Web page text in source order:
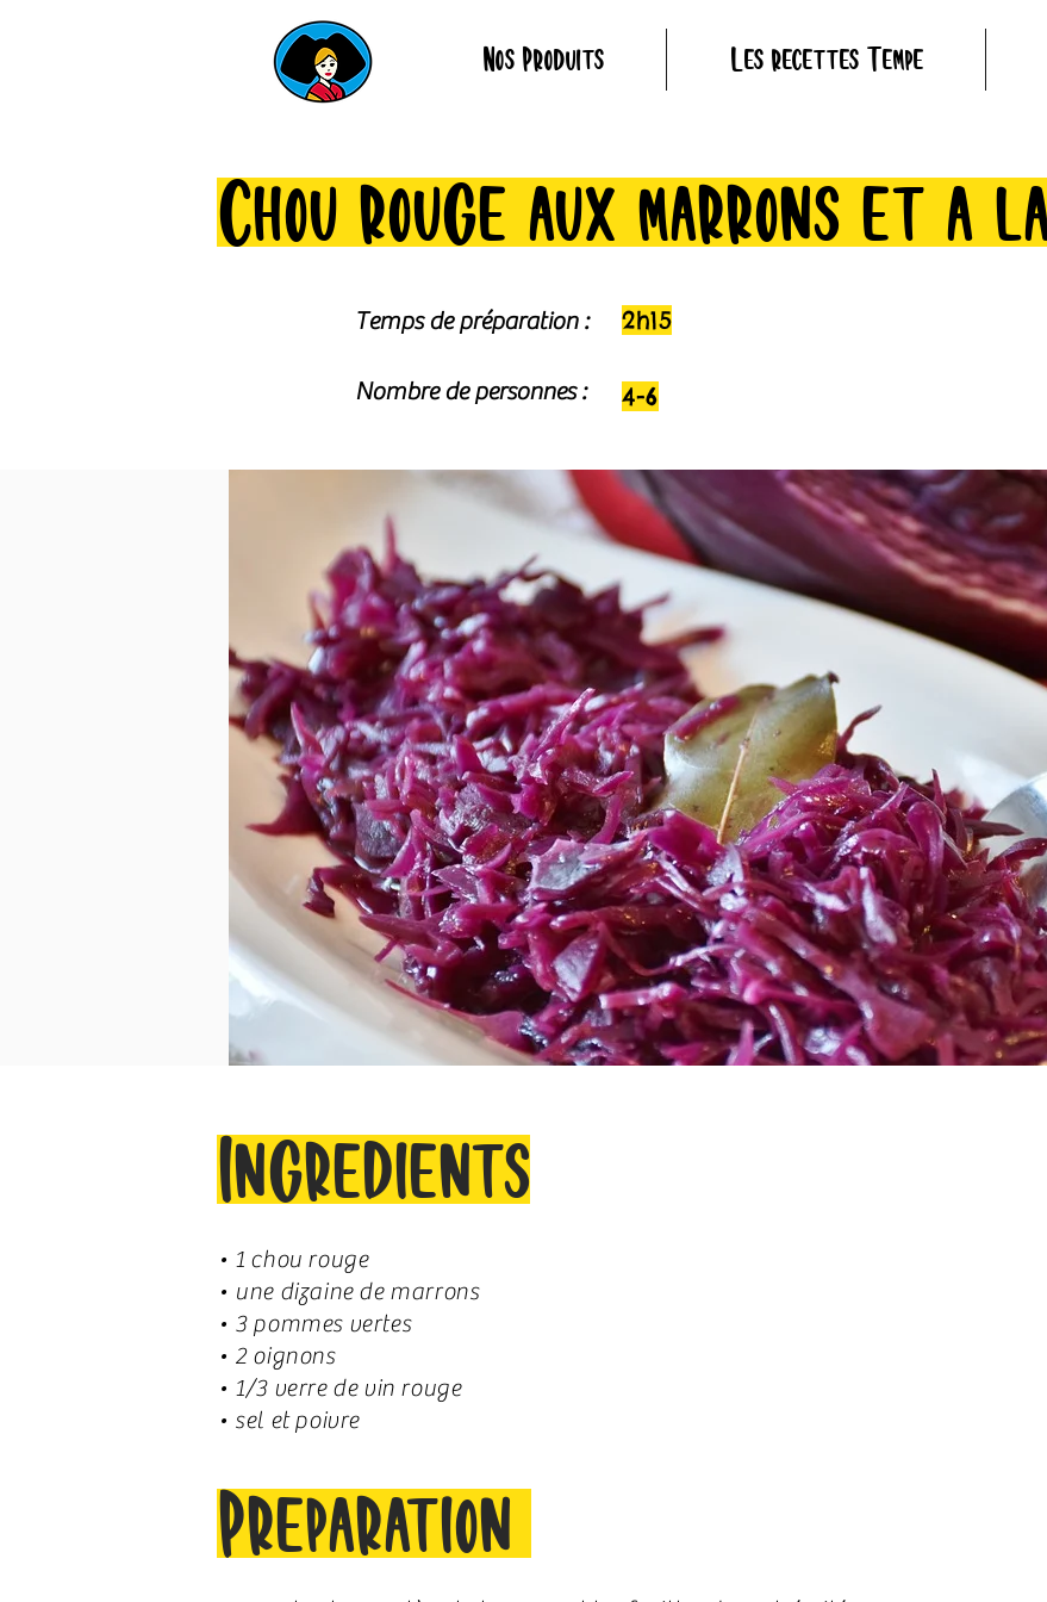
Nos Produits Les recettes Tempé
Chou rouge aux marrons et à la
Temps de préparation : 2h15
4-6
Nombre de personnes :
Ingrédients
• 1 chou rouge
• une dizaine de marrons
• 3 pommes vertes
• 2 oignons
• 1/3 verre de vin rouge
• sel et poivre
Préparation